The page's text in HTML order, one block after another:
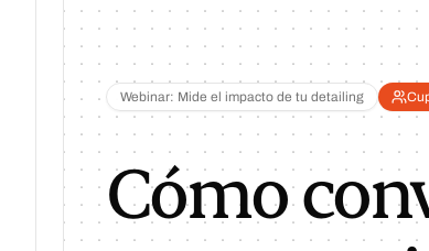
Webinar: Mide el impacto de tu detailing
Cómo